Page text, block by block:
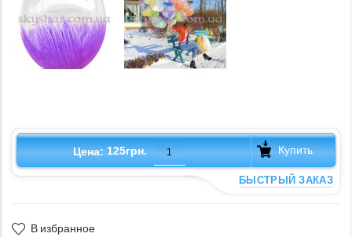
Цена: 125грн. Купить
БЫСТРЫЙ ЗАКАЗ
В избранное